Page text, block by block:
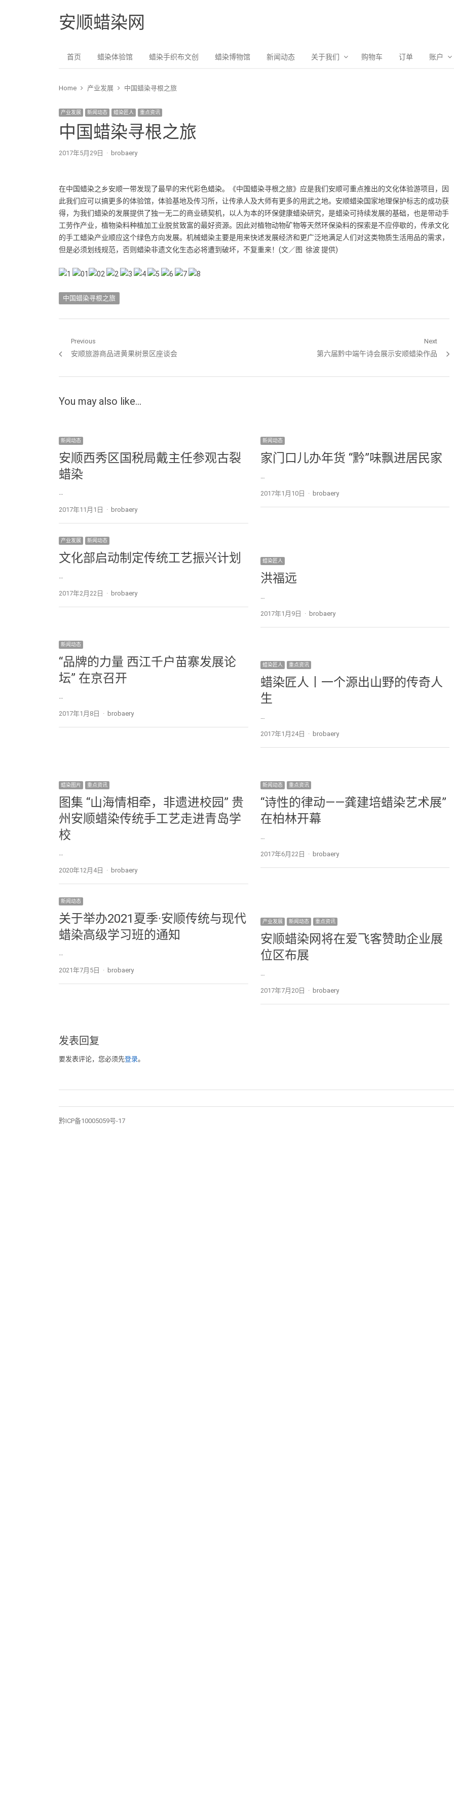
安顺蜡染网
首页 蜡染体验馆 蜡染手织布文创 蜡染博物馆 新闻动态 关于我们 购物车 订单 账户
Home 产业发展 中国蜡染寻根之旅
产业发展 新闻动态 蜡染匠人 重点资讯
中国蜡染寻根之旅
2017年5月29日 Author
brobaery
在中国蜡染之乡安顺一带发现了最早的宋代彩色蜡染。《中国蜡染寻根之旅》应是我们安顺可重点推出的文化体验游项目，因
此我们应可以搞更多的体验馆，体验基地及传习所，让传承人及大师有更多的用武之地。安顺蜡染国家地理保护标志的成功获
得，为我们蜡染的发展提供了独一无二的商业碛契机，以人为本的环保健康蜡染研究，是蜡染可持续发展的基础，也是带动手
工劳作产业，植物染料种植加工业脱贫致富的最好资源。因此对植物动物矿物等天然环保染料的探索是不应停歇的，传承文化
的手工蜡染产业顺应这个绿色方向发展。机械蜡染主要是用来快述发展经济和更广泛地满足人们对这类物质生活用品的需求，
但是必须划线规范，否则蜡染非遗文化生态必将遭到破坏，不复重来！(文／图 徐波 提供)
中国蜡染寻根之旅
文章导航
Previous
Previous post:
安顺旅游商品进黄果树景区座谈会
Next
Next post:
第六届黔中端午诗会展示安顺蜡染作品
You may also like...
新闻动态
安顺西秀区国税局戴主任参观古裂
蜡染
…
2017年11月1日 Author
brobaery
新闻动态
家门口儿办年货 “黔”味飘进居民家
…
2017年1月10日 Author
brobaery
产业发展 新闻动态
文化部启动制定传统工艺振兴计划
…
2017年2月22日 Author
brobaery
蜡染匠人
洪福远
…
2017年1月9日 Author
brobaery
新闻动态
“品牌的力量 西江千户苗寨发展论
坛” 在京召开
…
2017年1月8日 Author
brobaery
蜡染匠人 重点资讯
蜡染匠人丨一个源出山野的传奇人
生
…
2017年1月24日 Author
brobaery
蜡染图片 重点资讯
图集 “山海情相牵，非遗进校园” 贵
州安顺蜡染传统手工艺走进青岛学
校
…
2020年12月4日 Author
brobaery
新闻动态 重点资讯
“诗性的律动——龚建培蜡染艺术展”
在柏林开幕
…
2017年6月22日 Author
brobaery
新闻动态
关于举办2021夏季·安顺传统与现代
蜡染高级学习班的通知
…
2021年7月5日 Author
brobaery
产业发展 新闻动态 重点资讯
安顺蜡染网将在爱飞客赞助企业展
位区布展
…
2017年7月20日 Author
brobaery
发表回复
要发表评论，您必须先登录。
黔ICP备10005059号-17